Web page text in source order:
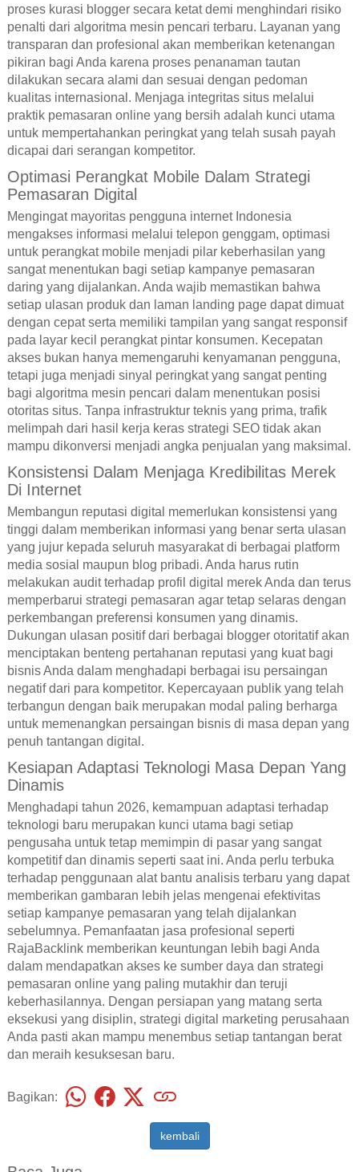
proses kurasi blogger secara ketat demi menghindari risiko
penalti dari algoritma mesin pencari terbaru. Layanan yang
transparan dan profesional akan memberikan ketenangan
pikiran bagi Anda karena proses penanaman tautan
dilakukan secara alami dan sesuai dengan pedoman
kualitas internasional. Menjaga integritas situs melalui
praktik pemasaran online yang bersih adalah kunci utama
untuk mempertahankan peringkat yang telah susah payah
dicapai dari serangan kompetitor.
Optimasi Perangkat Mobile Dalam Strategi
Pemasaran Digital
Mengingat mayoritas pengguna internet Indonesia
mengakses informasi melalui telepon genggam, optimasi
untuk perangkat mobile menjadi pilar keberhasilan yang
sangat menentukan bagi setiap kampanye pemasaran
daring yang dijalankan. Anda wajib memastikan bahwa
setiap ulasan produk dan laman landing page dapat dimuat
dengan cepat serta memiliki tampilan yang sangat responsif
pada layar kecil perangkat pintar konsumen. Kecepatan
akses bukan hanya memengaruhi kenyamanan pengguna,
tetapi juga menjadi sinyal peringkat yang sangat penting
bagi algoritma mesin pencari dalam menentukan posisi
otoritas situs. Tanpa infrastruktur teknis yang prima, trafik
melimpah dari hasil kerja keras strategi SEO tidak akan
mampu dikonversi menjadi angka penjualan yang maksimal.
Konsistensi Dalam Menjaga Kredibilitas Merek
Di Internet
Membangun reputasi digital memerlukan konsistensi yang
tinggi dalam memberikan informasi yang benar serta ulasan
yang jujur kepada seluruh masyarakat di berbagai platform
media sosial maupun blog pribadi. Anda harus rutin
melakukan audit terhadap profil digital merek Anda dan terus
memperbarui strategi pemasaran agar tetap selaras dengan
perkembangan preferensi konsumen yang dinamis.
Dukungan ulasan positif dari berbagai blogger otoritatif akan
menciptakan benteng pertahanan reputasi yang kuat bagi
bisnis Anda dalam menghadapi berbagai isu persaingan
negatif dari para kompetitor. Kepercayaan publik yang telah
terbangun dengan baik merupakan modal paling berharga
untuk memenangkan persaingan bisnis di masa depan yang
penuh tantangan digital.
Kesiapan Adaptasi Teknologi Masa Depan Yang
Dinamis
Menghadapi tahun 2026, kemampuan adaptasi terhadap
teknologi baru merupakan kunci utama bagi setiap
pengusaha untuk tetap memimpin di pasar yang sangat
kompetitif dan dinamis seperti saat ini. Anda perlu terbuka
terhadap penggunaan alat bantu analisis terbaru yang dapat
memberikan gambaran lebih jelas mengenai efektivitas
setiap kampanye pemasaran yang telah dijalankan
sebelumnya. Pemanfaatan jasa profesional seperti
RajaBacklink memberikan keuntungan lebih bagi Anda
dalam mendapatkan akses ke sumber daya dan strategi
pemasaran online yang paling mutakhir dan teruji
keberhasilannya. Dengan persiapan yang matang serta
eksekusi yang disiplin, strategi digital marketing perusahaan
Anda pasti akan mampu menembus setiap tantangan berat
dan meraih kesuksesan baru.
Bagikan:
kembali